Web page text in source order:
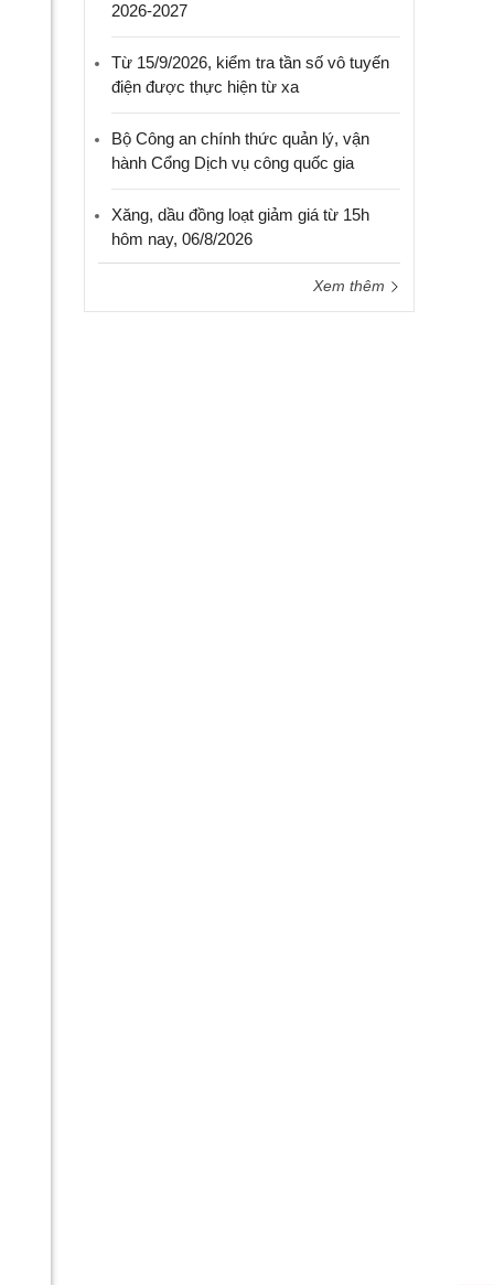
2026-2027
Từ 15/9/2026, kiểm tra tần số vô tuyến
điện được thực hiện từ xa
Bộ Công an chính thức quản lý, vận
hành Cổng Dịch vụ công quốc gia
Xăng, dầu đồng loạt giảm giá từ 15h
hôm nay, 06/8/2026
Xem thêm